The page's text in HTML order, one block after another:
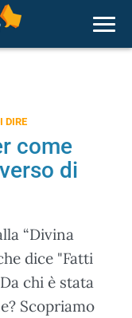
DIRE
come
di
“Divina
dice "Fatti
chi è stata
Scopriamo